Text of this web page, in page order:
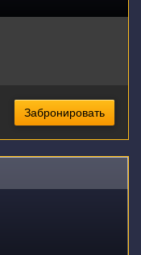
Забронировать